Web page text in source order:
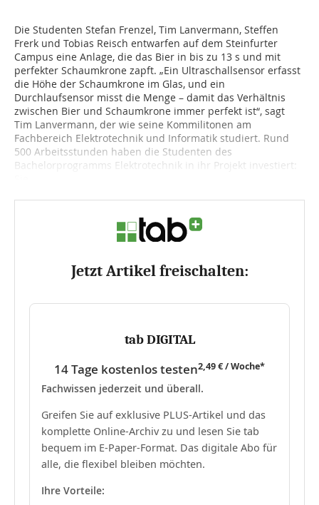
Die Studenten Stefan Frenzel, Tim Lanvermann, Steffen
Frerk und Tobias Reisch entwarfen auf dem Steinfurter
Campus eine Anlage, die das Bier in bis zu 13 s und mit
perfekter Schaumkrone zapft. „Ein Ultraschallsensor erfasst
die Höhe der Schaumkrone im Glas, und ein
Durchlaufsensor misst die Menge – damit das Verhältnis
zwischen Bier und Schaumkrone immer perfekt ist“, sagt
Tim Lanvermann, der wie seine Kommilitonen am
Fachbereich Elektrotechnik und Informatik studiert. Rund
500 Arbeitsstunden haben die Studenten des
Bachelorprogramms Elektrotechnik in ihr Projekt investiert:
Jetzt Artikel freischalten:
tab DIGITAL
14 Tage kostenlos testen2,49 € / Woche*
Fachwissen jederzeit und überall.
Greifen Sie auf exklusive PLUS-Artikel und das
komplette Online-Archiv zu und lesen Sie tab
bequem im E-Paper-Format. Das digitale Abo für
alle, die flexibel bleiben möchten.
Ihre Vorteile: